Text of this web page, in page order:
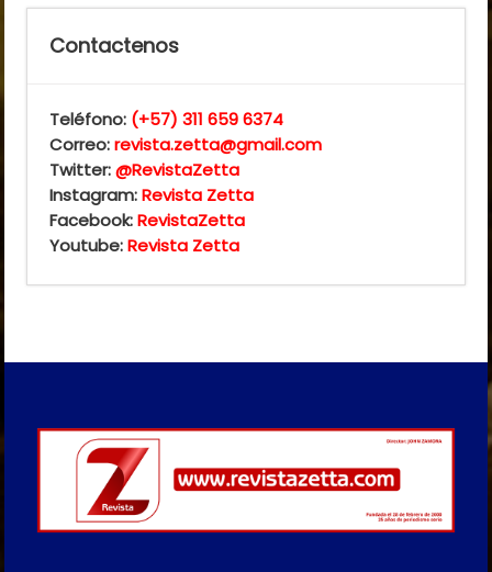
Contactenos
Teléfono: (+57) 311 659 6374
Correo:revista.zetta@gmail.com
Twitter:@RevistaZetta
Instagram:Revista Zetta
Facebook:RevistaZetta
Youtube:Revista Zetta